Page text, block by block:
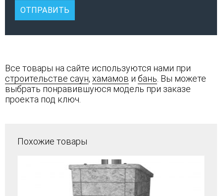
Все товары на сайте используются нами при
строительстве саун, хамамов и бань . Вы можете
выбрать понравившуюся модель при заказе
проекта под ключ.
Похожие товары